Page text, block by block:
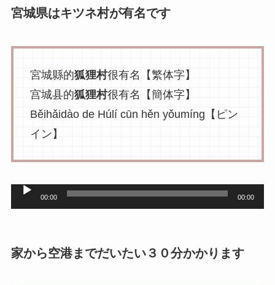
レ
ヤ
宮城県はキツネ村が有名です
宮城縣的狐狸村很有名【繁体字】
宫城县的狐狸村很有名【簡体字】
Běihǎidào de Húlí cūn hěn yǒumíng【ピン
イン】
レ
00:00 00:00
家から空港までだいたい３０分かかります